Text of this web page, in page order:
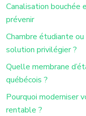
Canalisation bouchée
prévenir
Chambre étudiante
solution privilégier ?
Quelle membrane
québécois ?
Pourquoi moderniser
rentable ?